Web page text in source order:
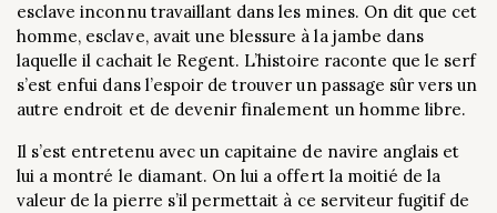
esclave inconnu travaillant dans les mines. On dit que cet
homme, esclave, avait une blessure à la jambe dans
laquelle il cachait le Regent. L’histoire raconte que le serf
s’est enfui dans l’espoir de trouver un passage sûr vers un
autre endroit et de devenir finalement un homme libre.
Il s’est entretenu avec un capitaine de navire anglais et
lui a montré le diamant. On lui a offert la moitié de la
valeur de la pierre s’il permettait à ce serviteur fugitif de